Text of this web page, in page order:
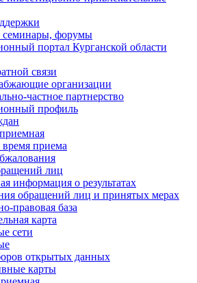
семинары, форумы
портал Курганской области
связи
организации
частное партнерство
профиль
приема
лиц
информация о результатах
обращений лиц и принятых мерах
правовая база
карта
сети
открытых данных
карты